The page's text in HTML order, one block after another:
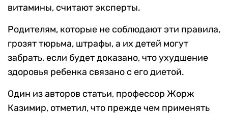
витамины, считают эксперты.
Родителям, которые не соблюдают эти правила,
грозят тюрьма, штрафы, а их детей могут
забрать, если будет доказано, что ухудшение
здоровья ребенка связано с его диетой.
Один из авторов статьи, профессор Жорж
Казимир, отметил, что прежде чем применять